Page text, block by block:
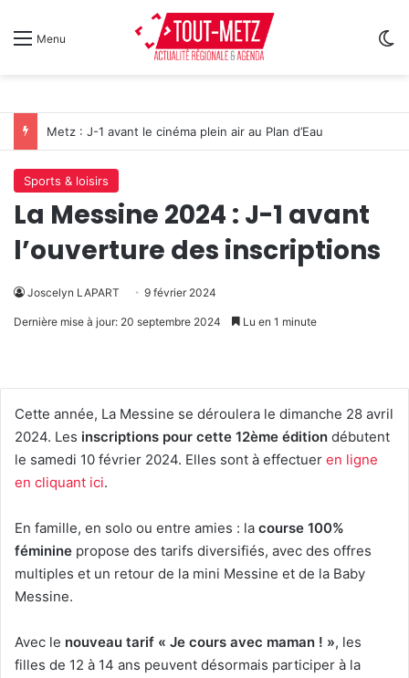
Menu
Metz : J-1 avant le cinéma plein air au Plan d’Eau
Sports & loisirs
La Messine 2024 : J-1 avant
l’ouverture des inscriptions
Joscelyn LAPART 9 février 2024
Dernière mise à jour: 20 septembre 2024 Lu en 1 minute
Cette année, La Messine se déroulera le dimanche 28 avril
2024. Les inscriptions pour cette 12ème édition débutent
le samedi 10 février 2024. Elles sont à effectuer en ligne
en cliquant ici.
En famille, en solo ou entre amies : la course 100%
féminine propose des tarifs diversifiés, avec des offres
multiples et un retour de la mini Messine et de la Baby
Messine.
Avec le nouveau tarif « Je cours avec maman ! », les
filles de 12 à 14 ans peuvent désormais participer à la